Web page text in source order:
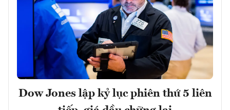
Dow Jones lập kỷ lục phiên thứ 5 liên